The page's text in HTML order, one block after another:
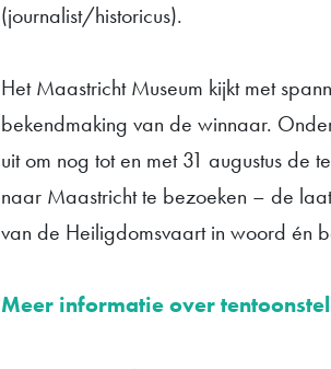
(journalist/historicus).
Het Maastricht Museum kijkt met
bekendmaking van de winnaar.
uit om nog tot en met 31 augustus de
naar Maastricht te bezoeken – de
van de Heiligdomsvaart in woord én
Meer informatie over